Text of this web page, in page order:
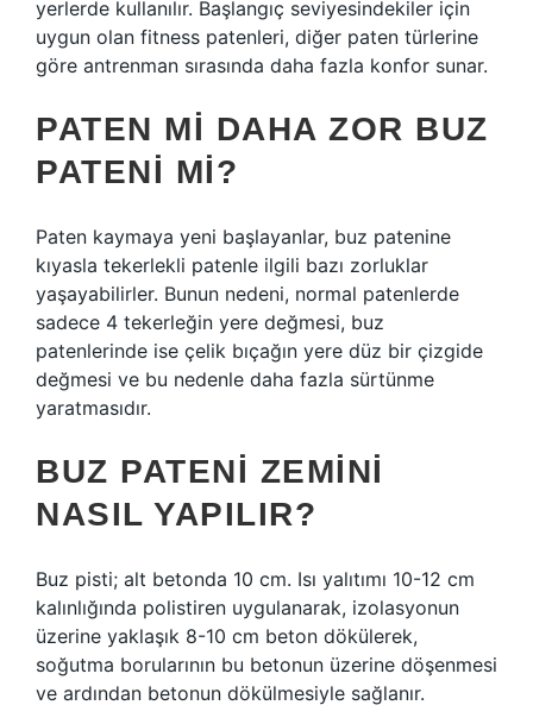
yerlerde kullanılır. Başlangıç ​​seviyesindekiler için
uygun olan fitness patenleri, diğer paten türlerine
göre antrenman sırasında daha fazla konfor sunar.
PATEN MI DAHA ZOR BUZ
PATENI MI?
Paten kaymaya yeni başlayanlar, buz patenine
kıyasla tekerlekli patenle ilgili bazı zorluklar
yaşayabilirler. Bunun nedeni, normal patenlerde
sadece 4 tekerleğin yere değmesi, buz
patenlerinde ise çelik bıçağın yere düz bir çizgide
değmesi ve bu nedenle daha fazla sürtünme
yaratmasıdır.
BUZ PATENI ZEMINI
NASIL YAPILIR?
Buz pisti; alt betonda 10 cm. Isı yalıtımı 10-12 cm
kalınlığında polistiren uygulanarak, izolasyonun
üzerine yaklaşık 8-10 cm beton dökülerek,
soğutma borularının bu betonun üzerine döşenmesi
ve ardından betonun dökülmesiyle sağlanır.